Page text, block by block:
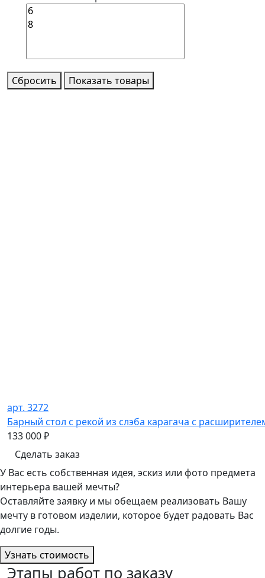
Сбросить Показать товары
арт. 3272
Барный стол с рекой из слэба карагача с
133 000₽
Сделать заказ
У Вас есть собственная идея, эскиз или фото предмета
интерьера вашей мечты?
Оставляйте заявку и мы обещаем реализовать Вашу
мечту в готовом изделии, которое будет радовать Вас
долгие годы.
Узнать стоимость
Этапы работ по заказу